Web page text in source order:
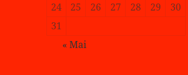
24
25 26 27 28 29
30
31
« Mai